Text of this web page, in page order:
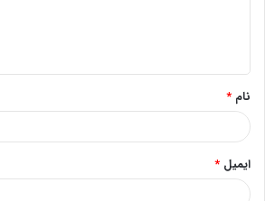
*
نام *
ایمیل *